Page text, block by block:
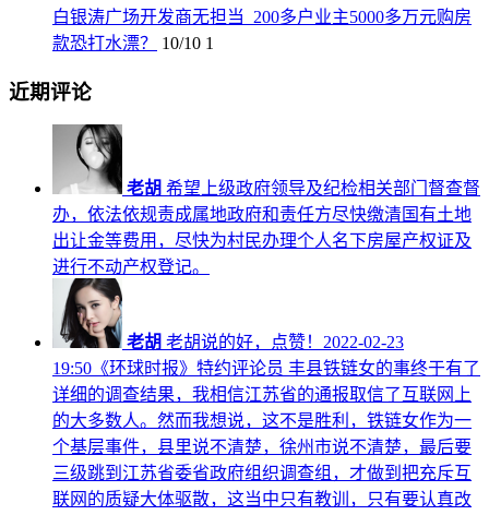
白银涛广场开发商无担当 200多户业主5000多万元购房
款恐打水漂？
10/10 1
近期评论
老胡 希望上级政府领导及纪检相关部门督查督
办，依法依规责成属地政府和责任方尽快缴清国有土地
出让金等费用，尽快为村民办理个人名下房屋产权证及
进行不动产权登记。
老胡 老胡说的好，点赞！2022-02-23
19:50《环球时报》特约评论员 丰县铁链女的事终于有了
详细的调查结果，我相信江苏省的通报取信了互联网上
的大多数人。然而我想说，这不是胜利，铁链女作为一
个基层事件，县里说不清楚，徐州市说不清楚，最后要
三级跳到江苏省委省政府组织调查组，才做到把充斥互
联网的质疑大体驱散，这当中只有教训，只有要认真改